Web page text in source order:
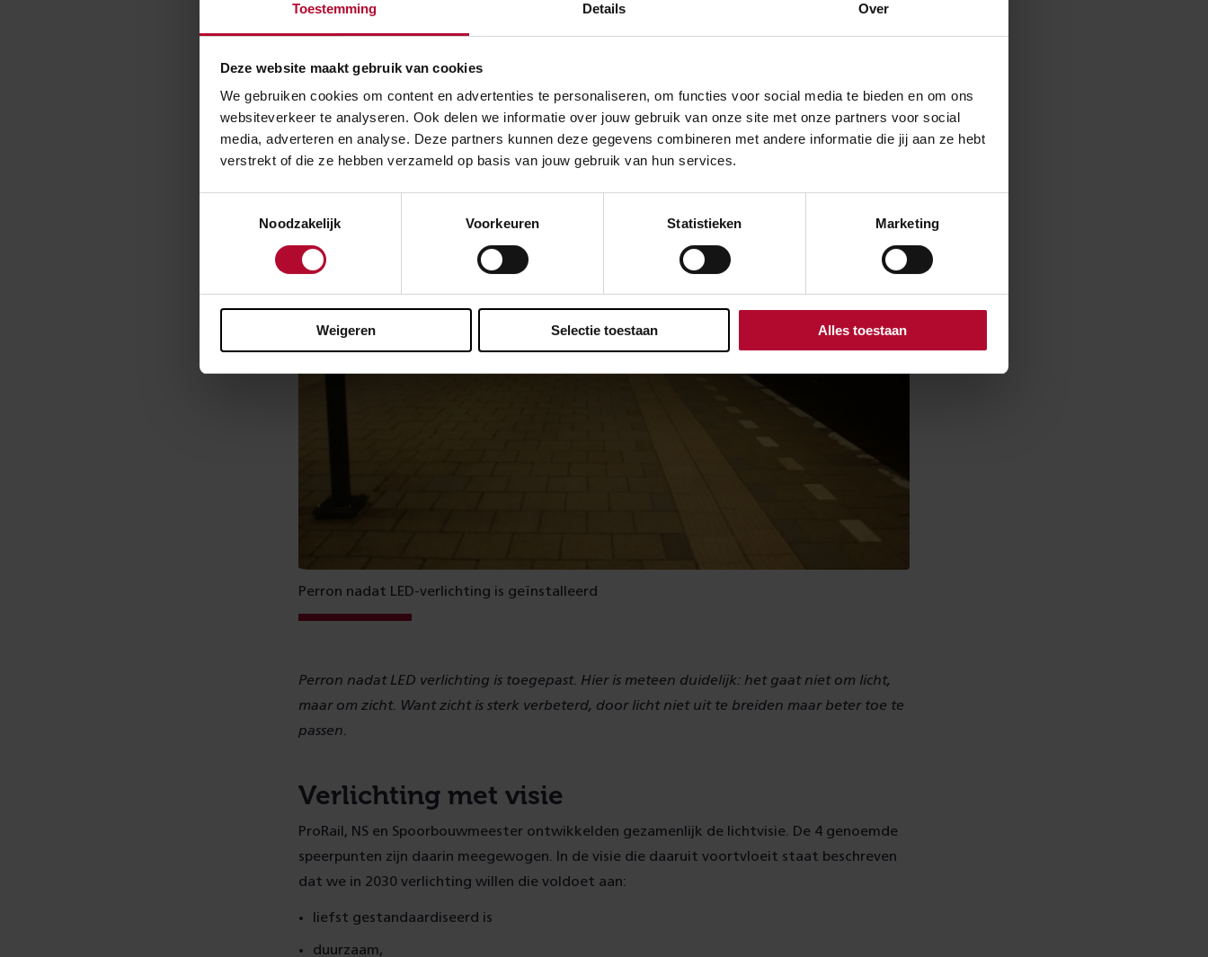
Toestemming Details Over
Deze website maakt gebruik van cookies
We gebruiken cookies om content en advertenties te personaliseren, om functies voor social media te bieden en om ons
websiteverkeer te analyseren. Ook delen we informatie over jouw gebruik van onze site met onze partners voor social
media, adverteren en analyse. Deze partners kunnen deze gegevens combineren met andere informatie die jij aan ze hebt
verstrekt of die ze hebben verzameld op basis van jouw gebruik van hun services.
Noodzakelijk
Voorkeuren Statistieken Marketing
Weigeren Selectie toestaan Alles toestaan
Perron nadat LED-verlichting is geïnstalleerd
Perron nadat LED verlichting is toegepast. Hier is meteen duidelijk: het gaat niet om licht,
maar om zicht. Want zicht is sterk verbeterd, door licht niet uit te breiden maar beter toe te
passen.
Verlichting met visie
ProRail, NS en Spoorbouwmeester ontwikkelden gezamenlijk de lichtvisie. De 4 genoemde
speerpunten zijn daarin meegewogen. In de visie die daaruit voortvloeit staat beschreven
dat we in 2030 verlichting willen die voldoet aan:
liefst gestandaardiseerd is
duurzaam,